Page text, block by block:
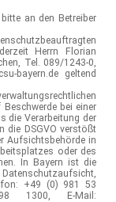
an den Betreiber
Herrn Florian
Tel. 089/1243-0,
bayern.de geltend
bei einer
die Verarbeitung der
die DSGVO verstößt
Aufsichtsbehörde in
oder des
In Bayern ist die
+49 (0) 981 53
1300, E-Mail: